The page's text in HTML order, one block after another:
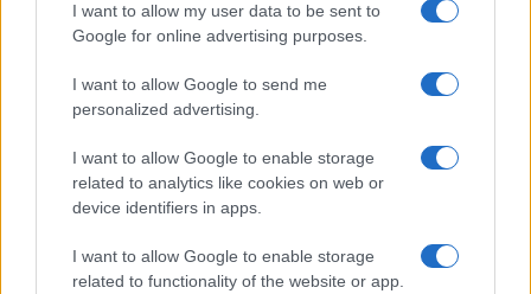
I want to allow my user data to be sent to
Google for online advertising purposes.
I want to allow Google to send me
personalized advertising.
I want to allow Google to enable storage
related to analytics like cookies on web or
device identifiers in apps.
I want to allow Google to enable storage
related to functionality of the website or app.
Pallavolo Padova 2026: il calendario dettagliato della